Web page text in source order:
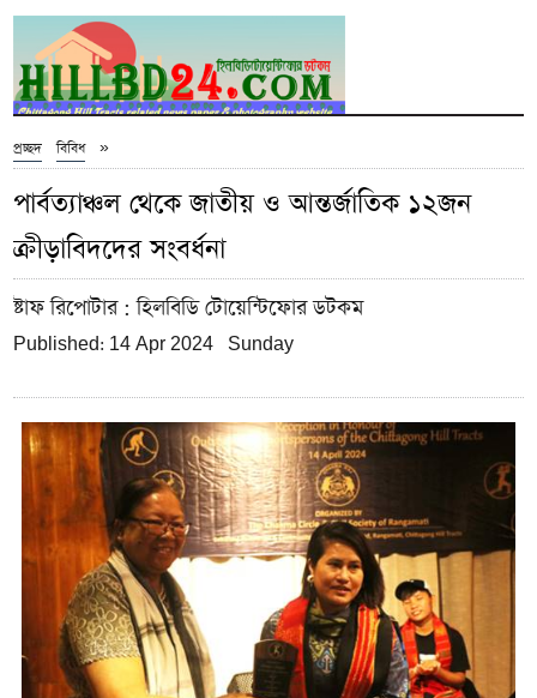
প্রচ্ছদ »
বিবিধ
পার্বত্যাঞ্চল থেকে জাতীয় ও আন্তর্জাতিক ১২জন
ক্রীড়াবিদদের সংবর্ধনা
ষ্টাফ রিপোটার: হিলবিডি টোয়েন্টিফোর ডটকম
Published: 14 Apr 2024 Sunday